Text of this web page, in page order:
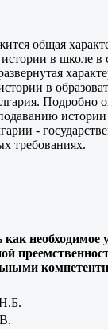
общая
в школе в
в
Подробно
истории
-
требованиях.
необходимое
Н.Б.